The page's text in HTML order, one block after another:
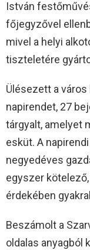
István
főjegyzővel
mivel a helyi
tiszteletére
Ülésezett a
napirendet, 27
tárgyalt, amelyet
esküt. A
negyedéves
egyszer
érdekében
Beszámolt a
oldalas anyagból